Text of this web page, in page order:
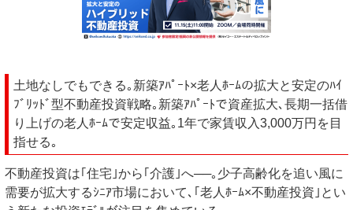
土地なしでもできる｡新築ｱﾊﾟｰﾄ×老人ﾎｰﾑの拡大と安定のﾊｲ
ﾌﾞﾘｯﾄﾞ型不動産投資戦略｡新築ｱﾊﾟｰﾄで資産拡大､長期一括借
り上げの老人ﾎｰﾑで安定収益｡1年で家賃収入3,000万円を目
指せる｡
不動産投資は｢住宅｣から｢介護｣へ──｡少子高齢化を追い風に
需要が拡大するｼﾆｱ市場において､｢老人ﾎｰﾑ×不動産投資｣とい